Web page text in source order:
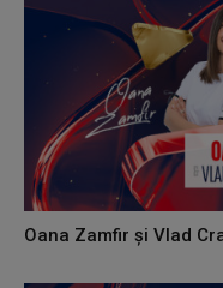
Oana Zamfir și Vlad